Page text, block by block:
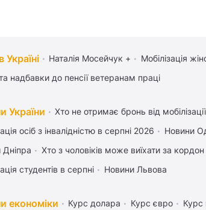
Україні Наталія Мосейчук + Мобілізація
надбавки до пенсії ветеранам праці
України Хто не отримає бронь від
осіб з інвалідністю в серпні 2026
Новини
Хто з чоловіків може виїхати за кордон
студентів в серпні
Новини Львова
економіки Курс долара Курс євро Курс